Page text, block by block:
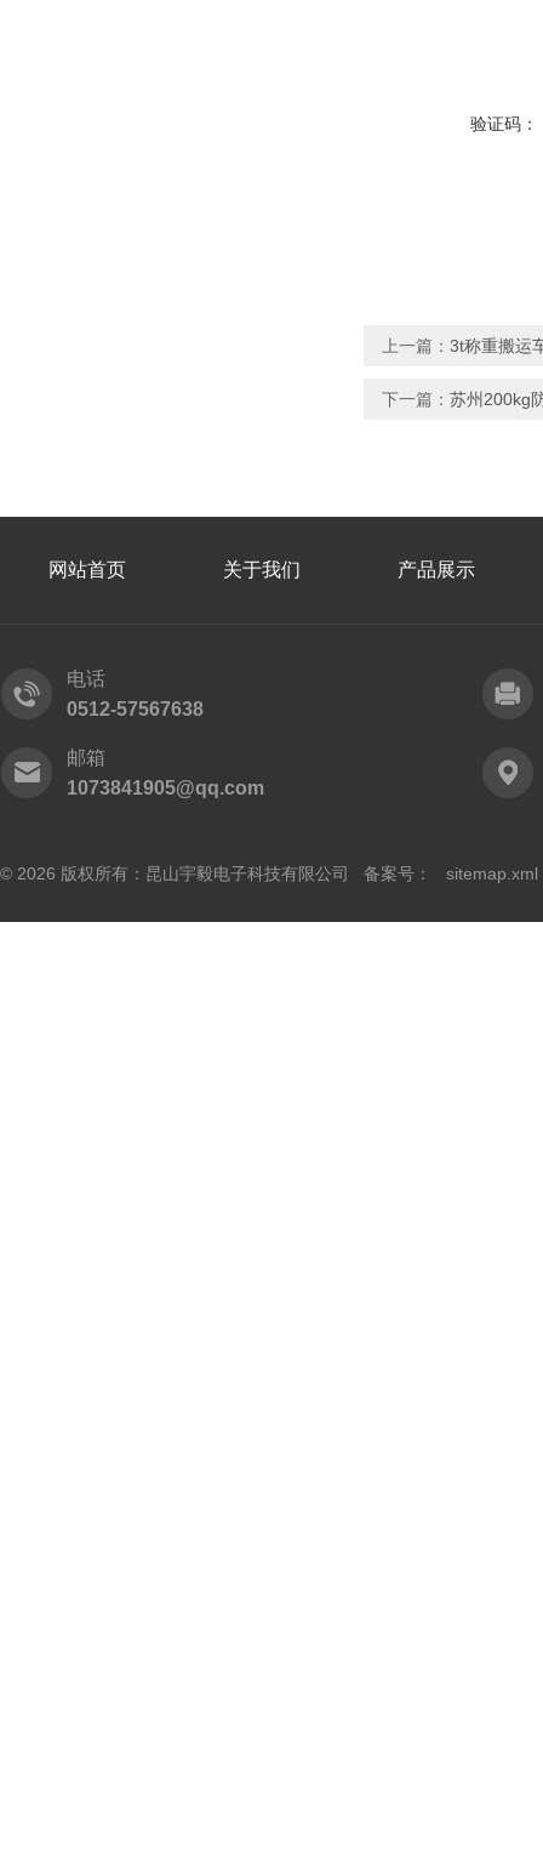
验证码：
上一篇： 3t称重搬运
下一篇： 苏州200kg
网站首页 关于我们 产品展示
电话
0512-57567638
邮箱
1073841905@qq.com
© 2026 版权所有：昆山宇毅电子科技有限公司 备案号： sitemap.xml